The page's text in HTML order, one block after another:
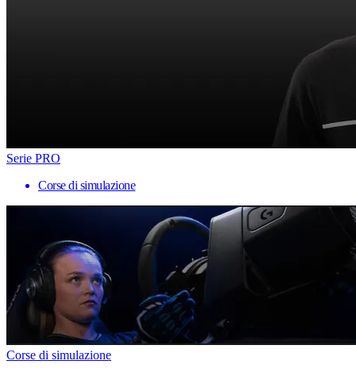
Serie PRO
Corse di simulazione
Corse di simulazione